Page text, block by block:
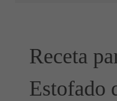
Receta
Estofado